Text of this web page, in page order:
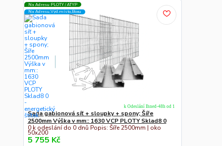
Na Adresu PLOTY / ATYP
Na Adresu,Výd.místo,Boxu
Sada gabionová síť + sloupky + spony; Šíře
2500mm Výška v mm:: 1630 VCP PLOTY Sklad8 0
0 k odeslání do 0 dnů Popis: Šíře 2500mm | oko
50x200
5 755 Kč
k Odeslání Ihned-48h od 1